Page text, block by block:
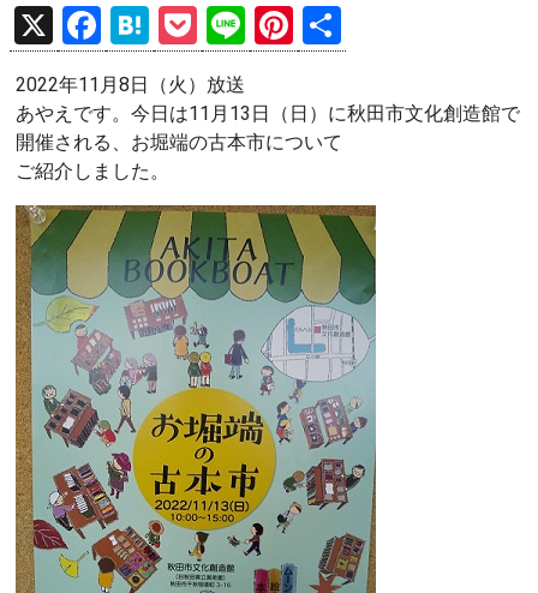
X
F
a
ce
b
o
o
k
H
at
e
n
a
P
o
ck
et
Li
n
e
Pi
nt
er
es
有
2022年11月8日（火）放送
あやえです。今日は11月13日（日）に秋田市文化創造館で
開催される、お堀端の古本市について
ご紹介しました。